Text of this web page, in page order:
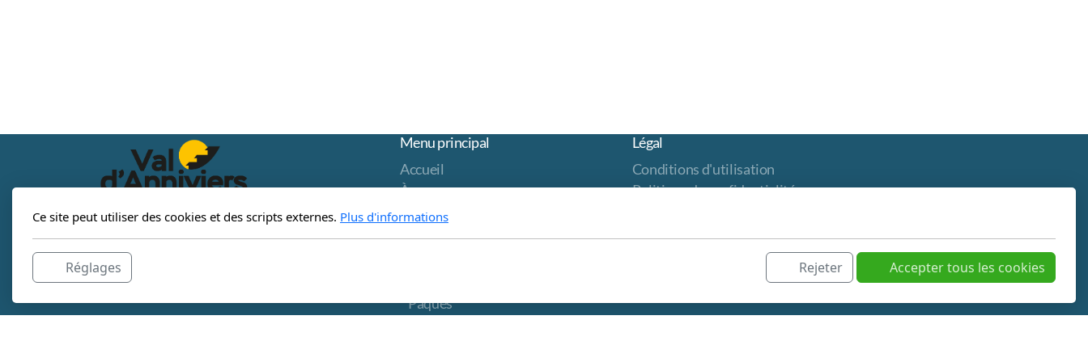
Société de Développement de Chandolin
3961 Chandolin
Menu principal
Accueil
À propos
Evénements
Rois Mages
Pâques
Légal
Conditions d'utilisation
Politique de confidentialité
Ce site peut utiliser des cookies et des scripts externes. Plus d'informations
Réglages Rejeter Accepter tous les cookies